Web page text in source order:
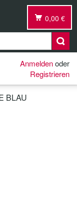
0,00 €
Anmeldenoder
Registrieren
BLAU